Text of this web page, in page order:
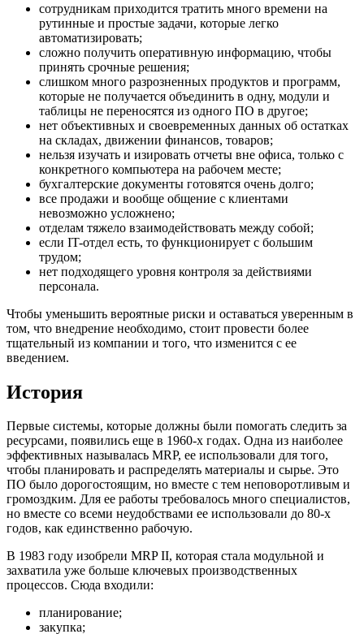
сотрудникам приходится тратить много времени на
рутинные и простые задачи, которые легко
автоматизировать;
сложно получить оперативную информацию, чтобы
принять срочные решения;
слишком много разрозненных продуктов и программ,
которые не получается объединить в одну, модули и
таблицы не переносятся из одного ПО в другое;
нет объективных и своевременных данных об остатках
на складах, движении финансов, товаров;
нельзя изучать и изировать отчеты вне офиса, только с
конкретного компьютера на рабочем месте;
бухгалтерские документы готовятся очень долго;
все продажи и вообще общение с клиентами
невозможно усложнено;
отделам тяжело взаимодействовать между собой;
если IT-отдел есть, то функционирует с большим
трудом;
нет подходящего уровня контроля за действиями
персонала.
Чтобы уменьшить вероятные риски и оставаться уверенным в
том, что внедрение необходимо, стоит провести более
тщательный из компании и того, что изменится с ее
введением.
История
Первые системы, которые должны были помогать следить за
ресурсами, появились еще в 1960-х годах. Одна из наиболее
эффективных называлась MRP, ее использовали для того,
чтобы планировать и распределять материалы и сырье. Это
ПО было дорогостоящим, но вместе с тем неповоротливым и
громоздким. Для ее работы требовалось много специалистов,
но вместе со всеми неудобствами ее использовали до 80-х
годов, как единственно рабочую.
В 1983 году изобрели MRP II, которая стала модульной и
захватила уже больше ключевых производственных
процессов. Сюда входили:
планирование;
закупка;